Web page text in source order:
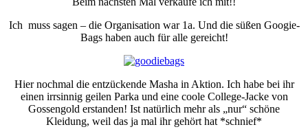
Ich muss sagen – die Organisation war 1a. Und die süßen Googie-
Bags haben auch für alle gereicht!
Hier nochmal die entzückende Masha in Aktion. Ich habe bei ihr
einen irrsinnig geilen Parka und eine coole College-Jacke von
Gossengold erstanden! Ist natürlich mehr als „nur“ schöne
Kleidung, weil das ja mal ihr gehört hat *schnief*